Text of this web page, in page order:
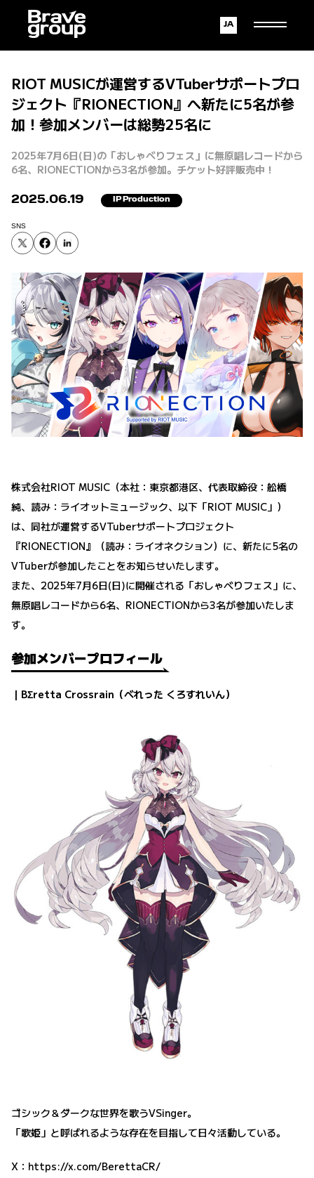
English
Japanese
RIOT MUSICが運営するVTuberサポートプロ
ジェクト『RIONECTION』へ新たに5名が参
加！参加メンバーは総勢25名に
2025年7月6日(日)の「おしゃべりフェス」に無原唱レコードから
6名、RIONECTIONから3名が参加。チケット好評販売中！
2025.06.19 IP Production
SNS
株式会社RIOT MUSIC（本社：東京都港区、代表取締役：舩橋
純、読み：ライオットミュージック、以下「RIOT MUSIC」）
は、同社が運営するVTuberサポートプロジェクト
『RIONECTION』（読み：ライオネクション）に、新たに5名の
VTuberが参加したことをお知らせいたします。
また、2025年7月6日(日)に開催される「おしゃべりフェス」に、
無原唱レコードから6名、RIONECTIONから3名が参加いたしま
す。
参加メンバープロフィール
｜BΣretta Crossrain（べれった くろすれいん）
ゴシック＆ダークな世界を歌うVSinger。
「歌姫」と呼ばれるような存在を目指して日々活動している。
X： https://x.com/BerettaCR/